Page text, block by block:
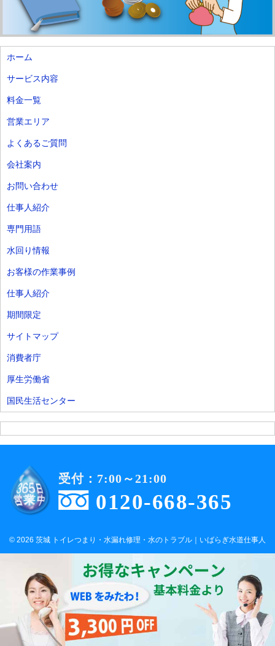
ホーム
サービス内容
料金一覧
営業エリア
よくあるご質問
会社案内
お問い合わせ
仕事人紹介
専門用語
水回り情報
お客様の作業事例
仕事人紹介
期間限定
サイトマップ
消費者庁
厚生労働省
国民生活センター
0120-668-365
受付：7:00～21:00
© 2026 茨城 トイレつまり・水漏れ修理・水のトラブル｜いばらぎ水道仕事人